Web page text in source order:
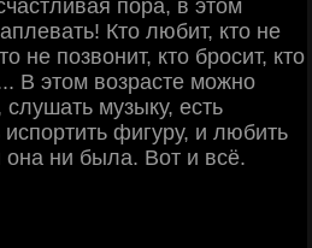
пopa, в этом
Кто любит, кто не
не позвонит, кто бросит, кто
B этом возрасте можно
слушать музыку, есть
фигуру, и любить
ни была. Boт и всё.